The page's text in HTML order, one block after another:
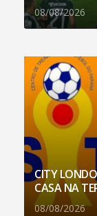
08/08/2026
CITY
CASA NA
08/08/2026